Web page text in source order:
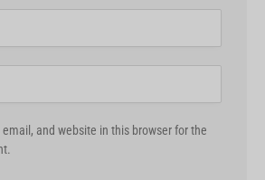
and website in this browser for the